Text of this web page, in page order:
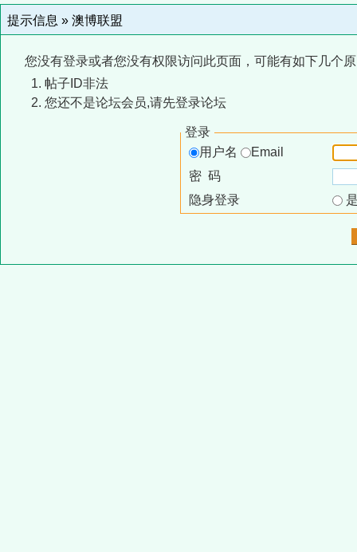
提示信息 » 澳博联盟
您没有登录或者您没有权限访问此页面，可能有如下几个
帖子ID非法
您还不是论坛会员,请先登录论坛
登录
用户名
Email
密 码
隐身登录